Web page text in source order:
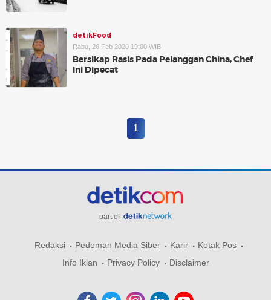
detikFood
Rabu, 26 Feb 2020 19:00 WIB
Bersikap Rasis Pada Pelanggan China, Chef
Ini Dipecat
1
part of
Redaksi Pedoman Media Siber Karir
Kotak Pos
Info Iklan
Privacy Policy Disclaimer